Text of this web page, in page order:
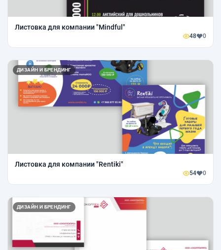
Листовка для компании "Mindful"
48 0
ДИЗАЙН И БРЕНДИНГ
Листовка для компании "Rentiki"
54 0
ДИЗАЙН И БРЕНДИНГ